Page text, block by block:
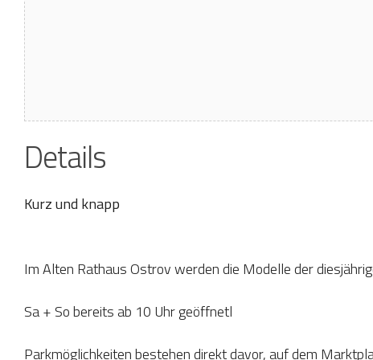
Details
Kurz und knapp
Im Alten Rathaus Ostrov werden die Modelle der
Sa + So bereits ab 10 Uhr geöffnetl
Parkmöglichkeiten bestehen direkt davor, auf dem